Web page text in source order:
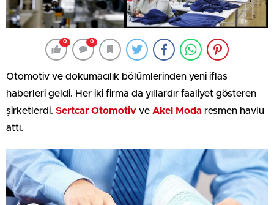
0 0
Otomotiv ve dokumacılık bölümlerinden yeni iflas
haberleri geldi. Her iki firma da yıllardır faaliyet gösteren
şirketlerdi. Sertcar Otomotiv ve Akel Moda resmen havlu
attı.